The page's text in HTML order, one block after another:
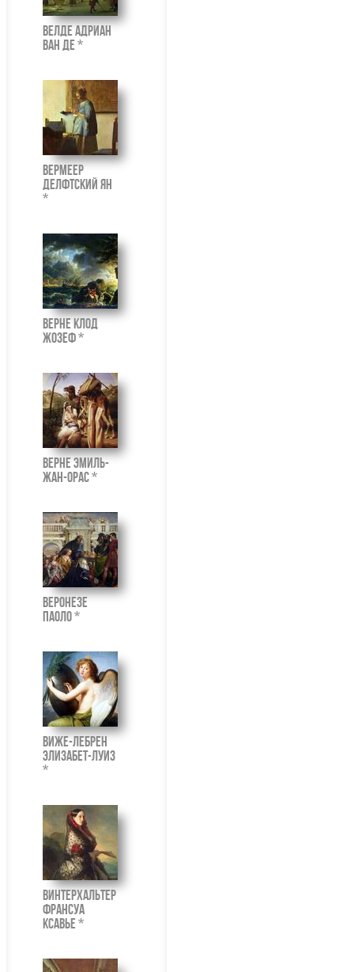
Велде Адриан
ван де *
Вермеер
Делфтский Ян
*
Верне Клод
Жозеф *
Верне Эмиль-
Жан-Орас *
Веронезе
Паоло *
Виже-Лебрен
Элизабет-Луиз
*
Винтерхальтер
Франсуа
Ксавье *